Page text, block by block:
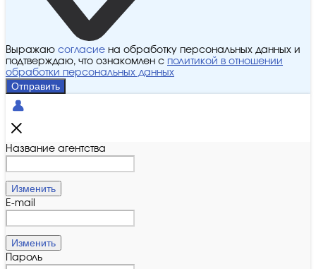
Выражаю согласие на обработку персональных данных и
подтверждаю, что ознакомлен с политикой в отношении
обработки персональных данных
Отправить
Название агентства
Изменить
E-mail
Изменить
Пароль